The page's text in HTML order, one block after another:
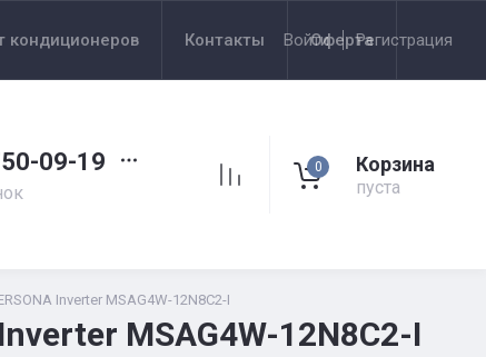
кондиционеров Контакты Оферта
Войти Регистрация
09-19 0 Корзина
пуста
Inverter MSAG4W-12N8C2-I
MSAG4W-12N8C2-I